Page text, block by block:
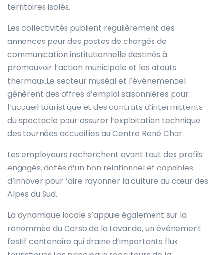
territoires isolés.
Les collectivités publient régulièrement des
annonces pour des postes de chargés de
communication institutionnelle destinés à
promouvoir l’action municipale et les atouts
thermaux.Le secteur muséal et l’événementiel
génèrent des offres d’emploi saisonnières pour
l’accueil touristique et des contrats d’intermittents
du spectacle pour assurer l’exploitation technique
des tournées accueillies au Centre René Char.
Les employeurs recherchent avant tout des profils
engagés, dotés d’un bon relationnel et capables
d’innover pour faire rayonner la culture au cœur des
Alpes du Sud.
La dynamique locale s’appuie également sur la
renommée du Corso de la Lavande, un événement
festif centenaire qui draine d’importants flux